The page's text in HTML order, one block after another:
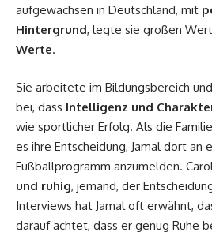
aufgewachsen in Deutschland, mit
Hintergrund, legte sie großen
Werte.
Sie arbeitete im Bildungsbereich
bei, dass Intelligenz und
wie sportlicher Erfolg. Als die
es ihre Entscheidung, Jamal dort an
Fußballprogramm anzumelden.
und ruhig, jemand, der
Interviews hat Jamal oft erwähnt,
darauf achtet, dass er genug Ruhe